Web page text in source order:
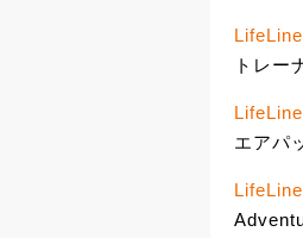
トレー
エアパ